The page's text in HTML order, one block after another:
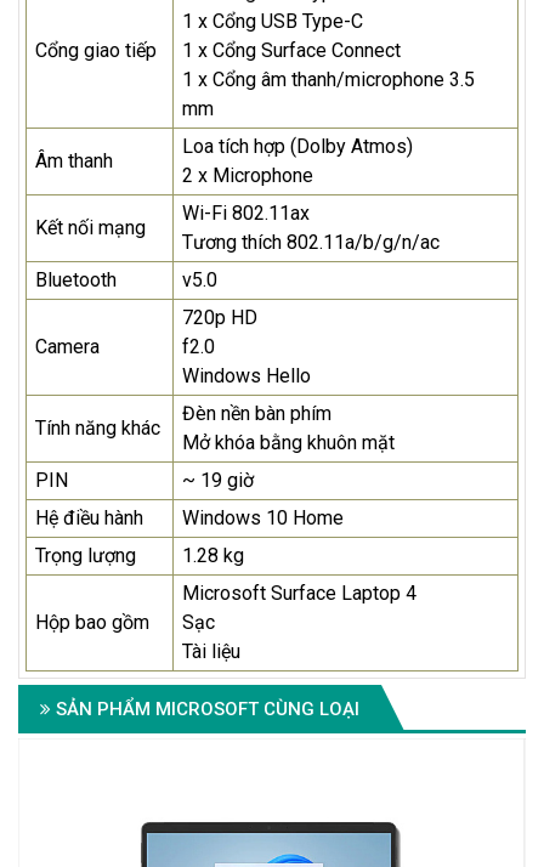
Cổng giao tiếp
1 x Cổng USB Type-C
1 x Cổng Surface Connect
1 x Cổng âm thanh/microphone 3.5
mm
Âm thanh
Loa tích hợp (Dolby Atmos)
2 x Microphone
Kết nối mạng
Wi-Fi 802.11ax
Tương thích 802.11a/b/g/n/ac
Bluetooth
v5.0
Camera
720p HD
f2.0
Windows Hello
Tính năng khác
Đèn nền bàn phím
Mở khóa bằng khuôn mặt
PIN
~ 19 giờ
Hệ điều hành
Windows 10 Home
Trọng lượng
1.28 kg
Hộp bao gồm
Microsoft Surface Laptop 4
Sạc
Tài liệu
SẢN PHẨM MICROSOFT CÙNG LOẠI